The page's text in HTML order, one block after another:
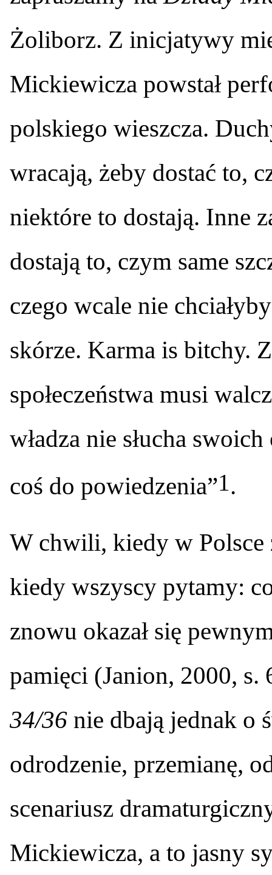
Żoliborz. Z inicjatywy
Mickiewicza powstał
polskiego wieszcza.
wracają, żeby dostać to,
niektóre to dostają. Inne
dostają to, czym same
czego wcale nie
skórze. Karma is bitchy.
społeczeństwa musi
władza nie słucha
coś do powiedzenia”1 .
W chwili, kiedy w Polsce
kiedy wszyscy pytamy:
znowu okazał się
pamięci (Janion, 2000, s.
34/36 nie dbają jednak o
odrodzenie, przemianę,
scenariusz
Mickiewicza, a to jasny